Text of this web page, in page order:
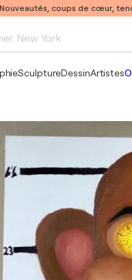
Nouveautés, coups de cœur,
New York
Pablo Picasso
SculptureDessinArtistes